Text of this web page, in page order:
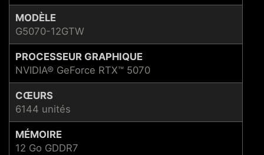
MODÈLE
G5070-12GTW
PROCESSEUR GRAPHIQUE
NVIDIA® GeForce RTX™ 5070
CŒURS
6144 unités
MÉMOIRE
12 Go GDDR7